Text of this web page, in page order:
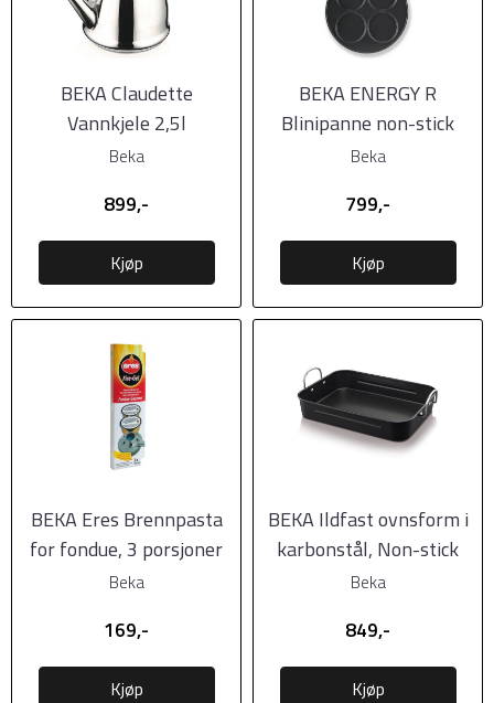
BEKA Claudette
Vannkjele 2,5l
Beka
899,-
Kjøp
BEKA ENERGY R
Blinipanne non-stick
26cm
Beka
799,-
Kjøp
BEKA Eres Brennpasta
for fondue, 3 porsjoner
Beka
169,-
Kjøp
BEKA Ildfast ovnsform i
karbonstål, Non-stick
38x29x7cm
Beka
849,-
Kjøp